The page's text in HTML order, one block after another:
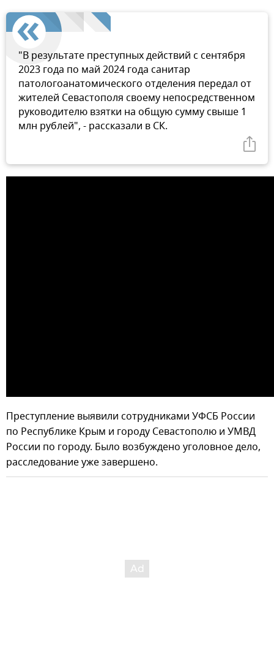
"В результате преступных действий с сентября
2023 года по май 2024 года санитар
патологоанатомического отделения передал от
жителей Севастополя своему непосредственном
руководителю взятки на общую сумму свыше 1
млн рублей", - рассказали в СК.
Преступление выявили сотрудниками УФСБ России
по Республике Крым и городу Севастополю и УМВД
России по городу. Было возбуждено уголовное дело,
расследование уже завершено.